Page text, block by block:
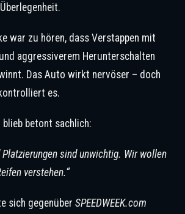
war zu hören, dass Verstappen mit
aggressiverem Herunterschalten
Das Auto wirkt nervöser – doch
es.
betont sachlich:
Platzierungen sind unwichtig. Wir wollen
verstehen.“
sich gegenüberSPEEDWEEK.com